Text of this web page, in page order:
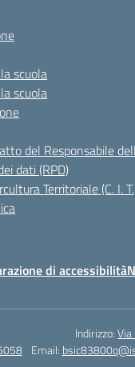
scuola
scuola
del Responsabile
dati (RPD)
Territoriale (C. I.
di accessibilità
Indirizzo:
Email: